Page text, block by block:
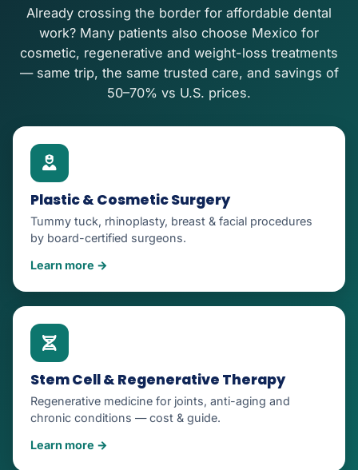
Already crossing the border for affordable dental
work? Many patients also choose Mexico for
cosmetic, regenerative and weight-loss treatments
— same trip, the same trusted care, and savings of
50–70% vs U.S. prices.
Plastic & Cosmetic Surgery
Tummy tuck, rhinoplasty, breast & facial procedures
by board-certified surgeons.
Learn more →
Stem Cell & Regenerative Therapy
Regenerative medicine for joints, anti-aging and
chronic conditions — cost & guide.
Learn more →